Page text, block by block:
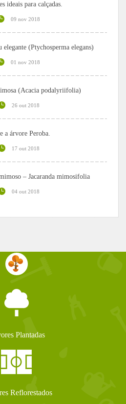
ideais para calçadas.
09 nov 2018
(Ptychosperma elegans)
01 nov 2018
(Acacia podalyriifolia)
26 out 2018
a árvore Peroba.
17 out 2018
– Jacaranda mimosifolia
04 out 2018
Plantadas
Reflorestados